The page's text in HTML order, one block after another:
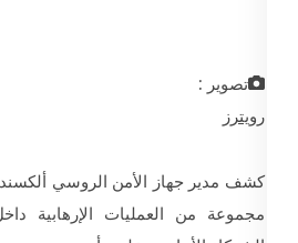
تصوير :
رويترز
كشف مدير جهاز الأمن الروسي
مجموعة من العمليات الإرهابية